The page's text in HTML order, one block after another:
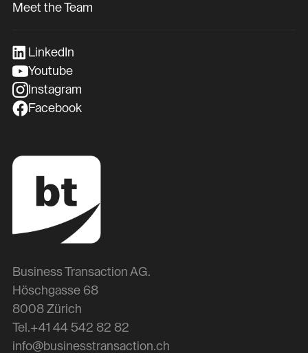
Meet the Team
LinkedIn
Youtube
Instagram
Facebook
Business Transaction AG.
Höschgasse 68
8008 Zürich
Tel.+41 44 542 82 82
info@businesstransaction.ch